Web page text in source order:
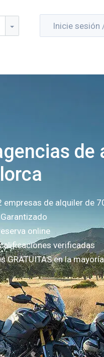
Inicie sesión
de
empresas de alquiler de
online
verificadas
GRATUITAS en la